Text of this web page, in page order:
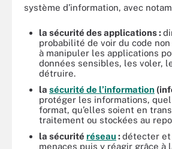
système d’information, avec
la sécurité des applications :
probabilité de voir du code
à manipuler les applications
données sensibles, les voler,
détruire.
la sécurité de l’information
protéger les informations,
format, qu’elles soient en
traitement ou stockées au
la sécurité réseau :détecter
menaces puis y réagir grâce à